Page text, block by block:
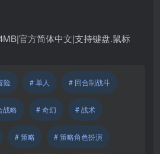
官方简体中文|支持键盘.鼠标
险 # 单人 # 回合制战斗
战略 # 奇幻 # 战术
# 策略 # 策略角色扮演